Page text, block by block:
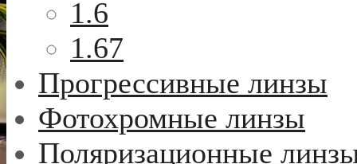
1.6
1.67
Прогрессивные линзы
Фотохромные линзы
Поляризационные